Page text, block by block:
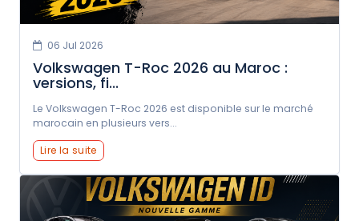
06 Jul 2026
Volkswagen T-Roc 2026 au Maroc :
versions, fi...
Le Volkswagen T-Roc 2026 est disponible sur le marché
marocain en plusieurs vers...
Lire la suite